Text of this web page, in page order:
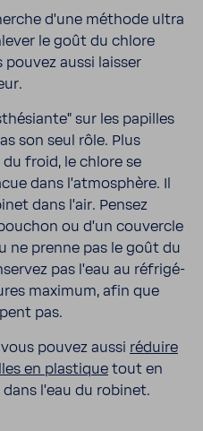
d’une méthode ultra
le goût du chlore
pouvez aussi laisser
sur les papilles
son seul rôle. Plus
froid, le chlore se
dans l’at­mo­sphère. Il
dans l’air. Pensez
ou d’un couvercle
ne prenne pas le goût du
pas l’eau au réfri­gé­
maximum, afin que
pas.
pouvez aussi réduire
en plas­tique tout en
l’eau du robinet.